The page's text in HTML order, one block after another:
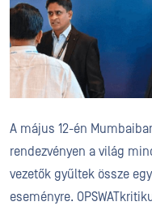
A május 12-én
rendezvényen a világ
vezetők gyűltek össze
eseményre.